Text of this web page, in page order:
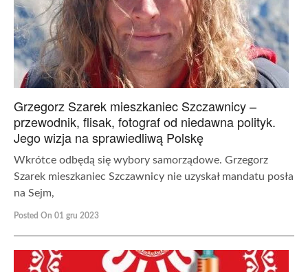
Grzegorz Szarek mieszkaniec Szczawnicy –
przewodnik, flisak, fotograf od niedawna polityk.
Jego wizja na sprawiedliwą Polskę
Wkrótce odbędą się wybory samorządowe. Grzegorz
Szarek mieszkaniec Szczawnicy nie uzyskał mandatu posła
na Sejm,
Posted On 01 gru 2023